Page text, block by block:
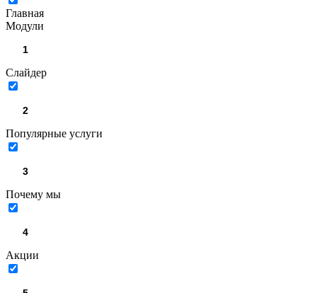
Главная
Модули
Слайдер
Популярные услуги
Почему мы
Акции